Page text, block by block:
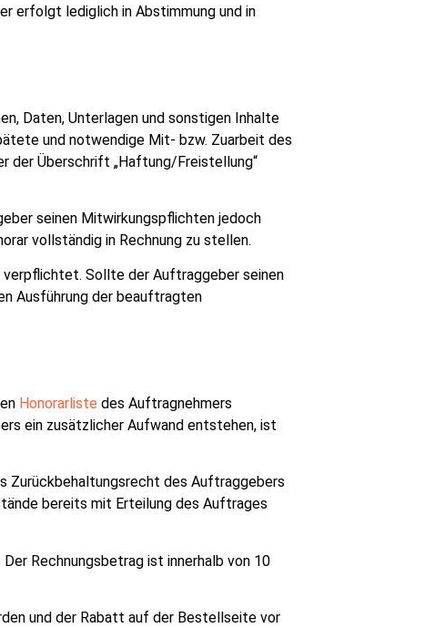
erfolgt lediglich in Abstimmung und in
Daten, Unterlagen und sonstigen Inhalte
und notwendige Mit- bzw. Zuarbeit des
der Überschrift „Haftung/Freistellung“
seinen Mitwirkungspflichten jedoch
vollständig in Rechnung zu stellen.
verpflichtet. Sollte der Auftraggeber seinen
Ausführung der beauftragten
Honorarliste des Auftragnehmers
ein zusätzlicher Aufwand entstehen, ist
Zurückbehaltungsrecht des Auftraggebers
bereits mit Erteilung des Auftrages
Rechnungsbetrag ist innerhalb von 10
und der Rabatt auf der Bestellseite vor